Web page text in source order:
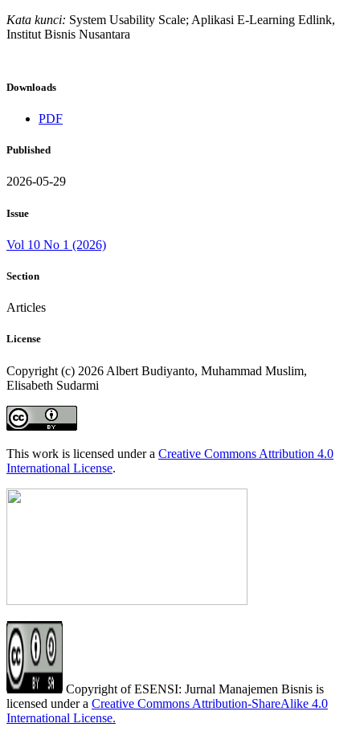
Kata kunci: System Usability Scale; Aplikasi E-Learning Edlink,
Institut Bisnis Nusantara
Downloads
PDF
Published
2026-05-29
Issue
Vol 10 No 1 (2026)
Section
Articles
License
Copyright (c) 2026 Albert Budiyanto, Muhammad Muslim,
Elisabeth Sudarmi
This work is licensed under a Creative Commons Attribution 4.0
International License.
Copyright of ESENSI: Jurnal Manajemen Bisnis is
licensed under a Creative Commons Attribution-ShareAlike 4.0
International License.